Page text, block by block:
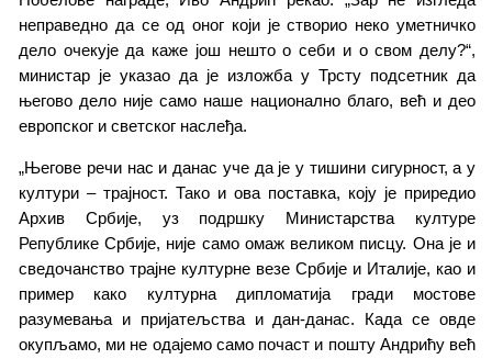
неправедно да се од оног који је створио неко уметничко
дело очекује да каже још нешто о себи и о свом делу?“,
министар је указао да је изложба у Трсту подсетник да
његово дело није само наше национално благо, већ и део
европског и светског наслеђа.
„Његове речи нас и данас уче да је у тишини сигурност, а у
култури – трајност. Тако и ова поставка, коју је приредио
Архив Србије, уз подршку Министарства културе
Републике Србије, није само омаж великом писцу. Она је и
сведочанство трајне културне везе Србије и Италије, као и
пример како културна дипломатија гради мостове
разумевања и пријатељства и дан-данас. Када се овде
окупљамо, ми не одајемо само почаст и пошту Андрићу већ